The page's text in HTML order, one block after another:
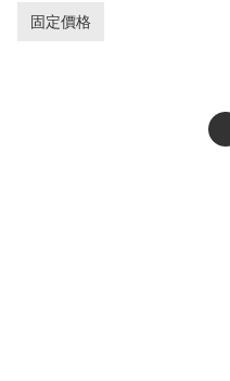
行貨】
固定價格